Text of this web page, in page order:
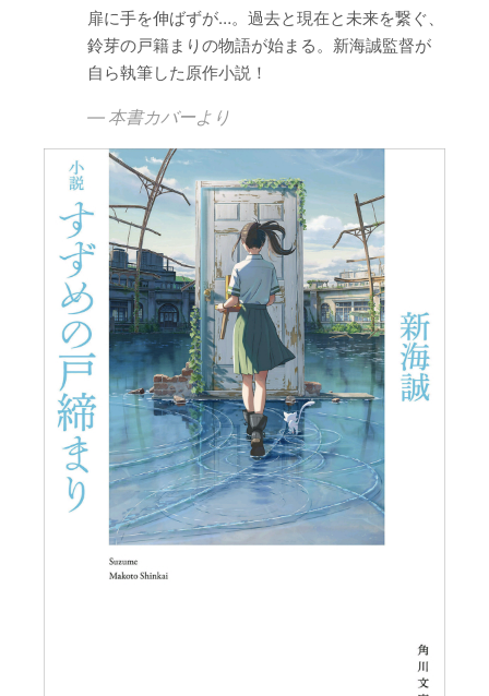
扉に手を伸ばずが…。過去と現在と未来を繋ぐ、
鈴芽の戸籍まりの物語が始まる。新海誠監督が
自ら執筆した原作小説！
本書カバーより